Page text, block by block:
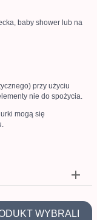
baby shower lub na
przy użyciu
nie do spożycia.
mogą się
WYBRALI